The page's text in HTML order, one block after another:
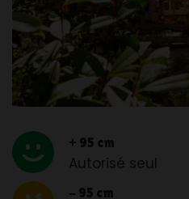
+ 95 cm
Autorisé seul
- 95 cm